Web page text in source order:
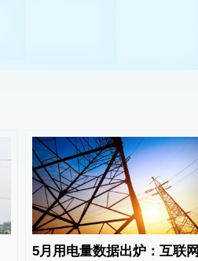
5月用电量数据出炉：互联网